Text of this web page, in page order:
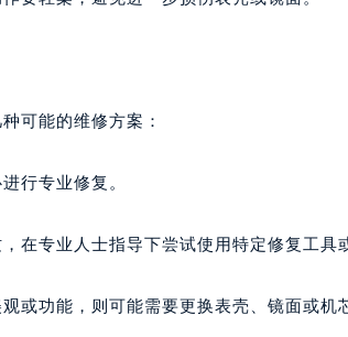
可能的维修方案：
行专业修复。
在专业人士指导下尝试使用特定修复工具
或功能，则可能需要更换表壳、镜面或机